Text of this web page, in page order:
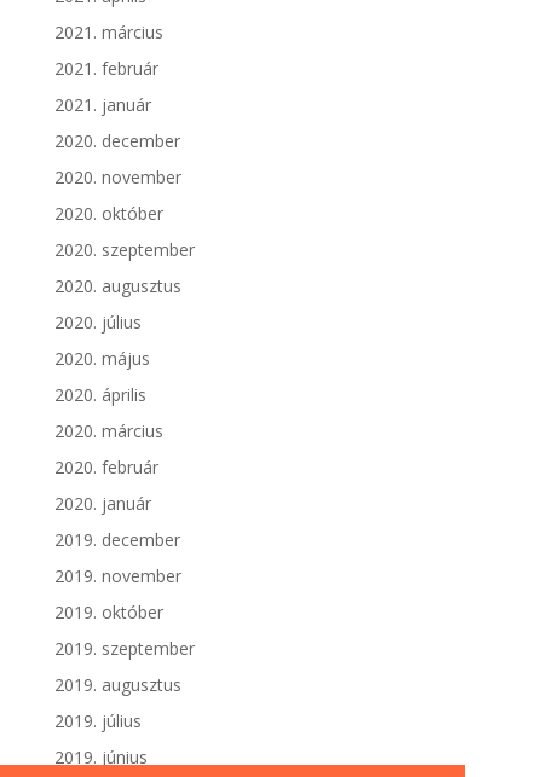
2021. március
2021. február
2021. január
2020. december
2020. november
2020. október
2020. szeptember
2020. augusztus
2020. július
2020. május
2020. április
2020. március
2020. február
2020. január
2019. december
2019. november
2019. október
2019. szeptember
2019. augusztus
2019. július
2019. június